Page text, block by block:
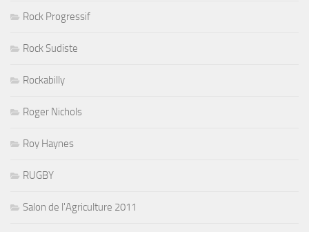
Rock Progressif
Rock Sudiste
Rockabilly
Roger Nichols
Roy Haynes
RUGBY
Salon de l'Agriculture 2011